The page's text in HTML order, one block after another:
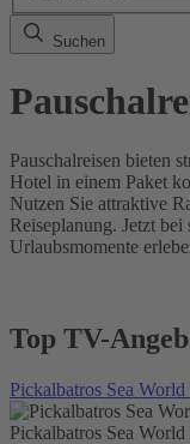
Suchen
Pauschalreisen bieten
Hotel in einem Paket
Nutzen Sie attraktive
Reiseplanung. Jetzt
Urlaubsmomente
Top TV-
Pickalbatros Sea World
Pickalbatros Sea World